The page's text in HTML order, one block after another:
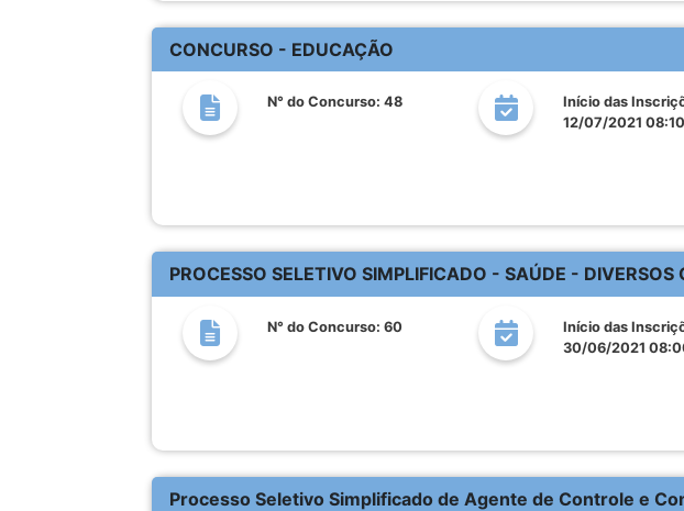
CONCURSO - EDUCAÇÃO
N° do Concurso: 48
Início das
12/07/2021 08:10
PROCESSO SELETIVO SIMPLIFICADO - SAÚDE - DIVERSOS
N° do Concurso: 60
Início das
30/06/2021
Processo Seletivo Simplificado de Agente de Controle e